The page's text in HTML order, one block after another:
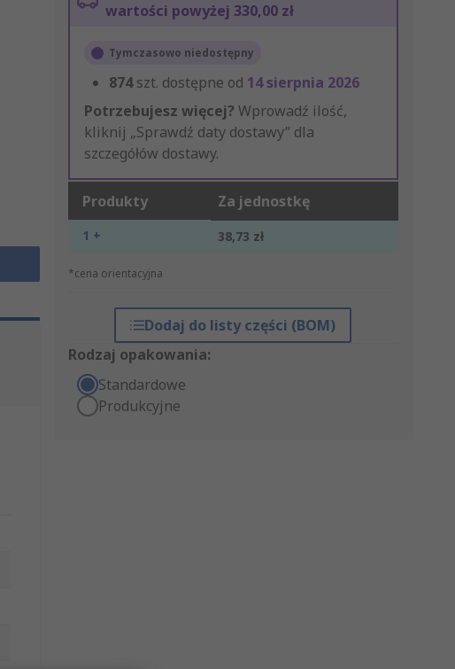
wartości powyżej 330,00 zł
Tymczasowo niedostępny
874szt. dostępne od 14 sierpnia 2026
Potrzebujesz więcej? Wprowadź ilość,
kliknij „Sprawdź daty dostawy” dla
szczegółów dostawy.
Produkty Za jednostkę
1 + 38,73 zł
*cena orientacyjna
Dodaj do listy części (BOM)
Rodzaj opakowania:
Standardowe
Produkcyjne